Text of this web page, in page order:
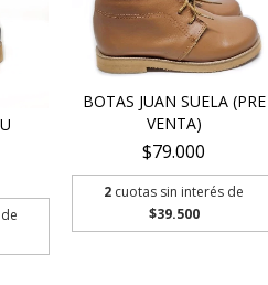
BOTAS JUAN SUELA (PRE
VENTA)
$79.000
2 cuotas sin interés de
$39.500